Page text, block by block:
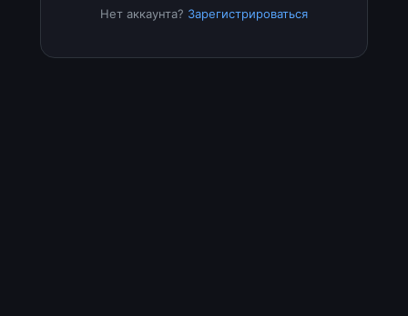
Нет аккаунта? Зарегистрироваться